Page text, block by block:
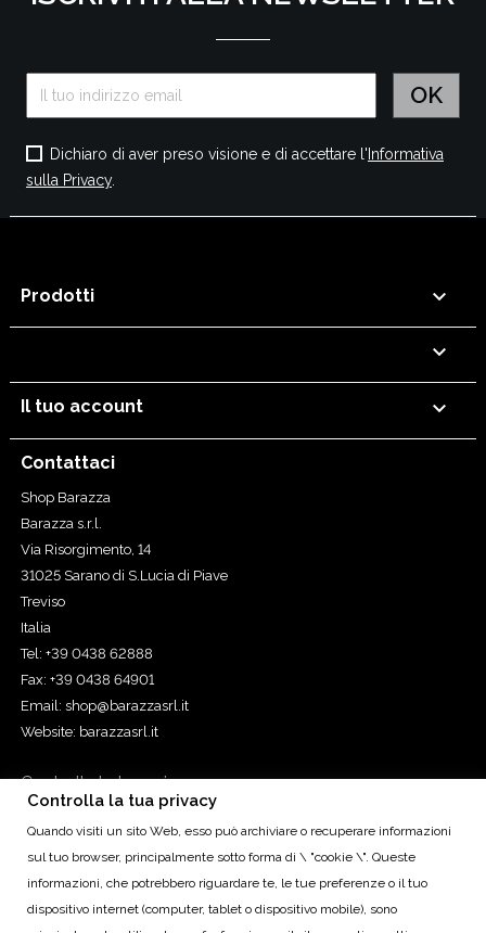
Dichiaro di aver preso visione e di accettare l' Informativa
sulla Privacy.
Prodotti 

Il tuo account 
Contattaci
Shop Barazza
Barazza s.r.l.
Via Risorgimento, 14
31025 Sarano di S.Lucia di Piave
Treviso
Italia
Tel: +39 0438 62888
Fax: +39 0438 64901
Email: shop@barazzasrl.it
Website: barazzasrl.it
Controlla la tua privacy
Cap. Soc. € 155.000,00 iv. - Cod. Fisc. e Reg. Imp. di TV n.
00193490265 - R.E.A. TV n. 93010 - P.IVA IT00193490265 - Reg.
Prod. AEE n. IT08020000000566 Treviso
Controlla la tua privacy
Quando visiti un sito Web, esso può archiviare o recuperare informazioni
sul tuo browser, principalmente sotto forma di \ "cookie \". Queste
informazioni, che potrebbero riguardare te, le tue preferenze o il tuo
dispositivo internet (computer, tablet o dispositivo mobile), sono